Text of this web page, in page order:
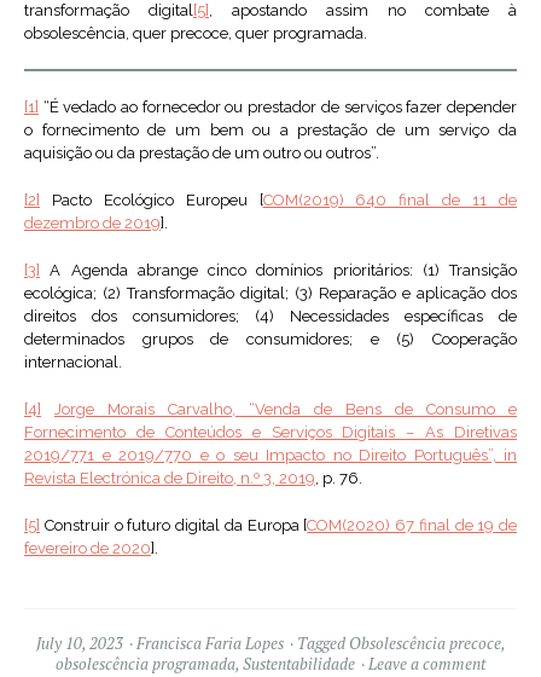
transformação digital[5] , apostando assim no combate à
obsolescência, quer precoce, quer programada.
[1] “É vedado ao fornecedor ou prestador de serviços fazer depender
o fornecimento de um bem ou a prestação de um serviço da
aquisição ou da prestação de um outro ou outros”.
[2] Pacto Ecológico Europeu [COM(2019) 640 final de 11 de
dezembro de 2019].
[3]
A Agenda abrange cinco domínios prioritários: (1) Transição
ecológica; (2) Transformação digital; (3) Reparação e aplicação dos
direitos dos consumidores; (4) Necessidades específicas de
determinados grupos de consumidores; e (5) Cooperação
internacional.
[4]
Jorge Morais Carvalho, “Venda de Bens de Consumo e
Fornecimento de Conteúdos e Serviços Digitais – As Diretivas
2019/771 e 2019/770 e o seu Impacto no Direito Português”, in
Revista Electrónica de Direito, n.º 3, 2019, p. 76.
[5] Construir o futuro digital da Europa [COM(2020) 67 final de 19 de
fevereiro de 2020].
July 10, 2023 Francisca Faria Lopes Tagged Obsolescência precoce,
obsolescência programada, Sustentabilidade Leave a comment